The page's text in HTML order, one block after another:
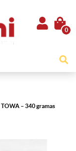
0
– 340 gramas